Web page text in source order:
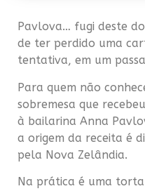
Pavlova… fugi deste
de ter perdido uma
tentativa, em um
Para quem não
sobremesa que
à bailarina Anna
a origem da receita é
pela Nova Zelândia.
Na prática é uma